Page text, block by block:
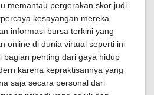
memantau pergerakan skor judi
kesayangan mereka
informasi bursa terkini yang
online di dunia virtual seperti ini
bagian penting dari gaya hidup
karena kepraktisannya yang
saja secara personal dari